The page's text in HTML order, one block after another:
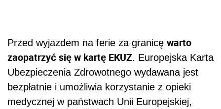
Przed wyjazdem na ferie za granicę warto
zaopatrzyć się w kartę EKUZ. Europejska Karta
Ubezpieczenia Zdrowotnego wydawana jest
bezpłatnie i umożliwia korzystanie z opieki
medycznej w państwach Unii Europejskiej,